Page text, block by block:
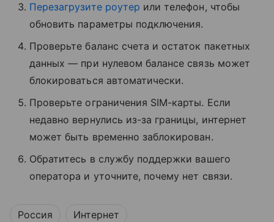
Перезагрузите роутер или телефон, чтобы
обновить параметры подключения.
Проверьте баланс счета и остаток пакетных
данных — при нулевом балансе связь может
блокироваться автоматически.
Проверьте ограничения SIM-карты. Если
недавно вернулись из-за границы, интернет
может быть временно заблокирован.
Обратитесь в службу поддержки вашего
оператора и уточните, почему нет связи.
Россия Интернет